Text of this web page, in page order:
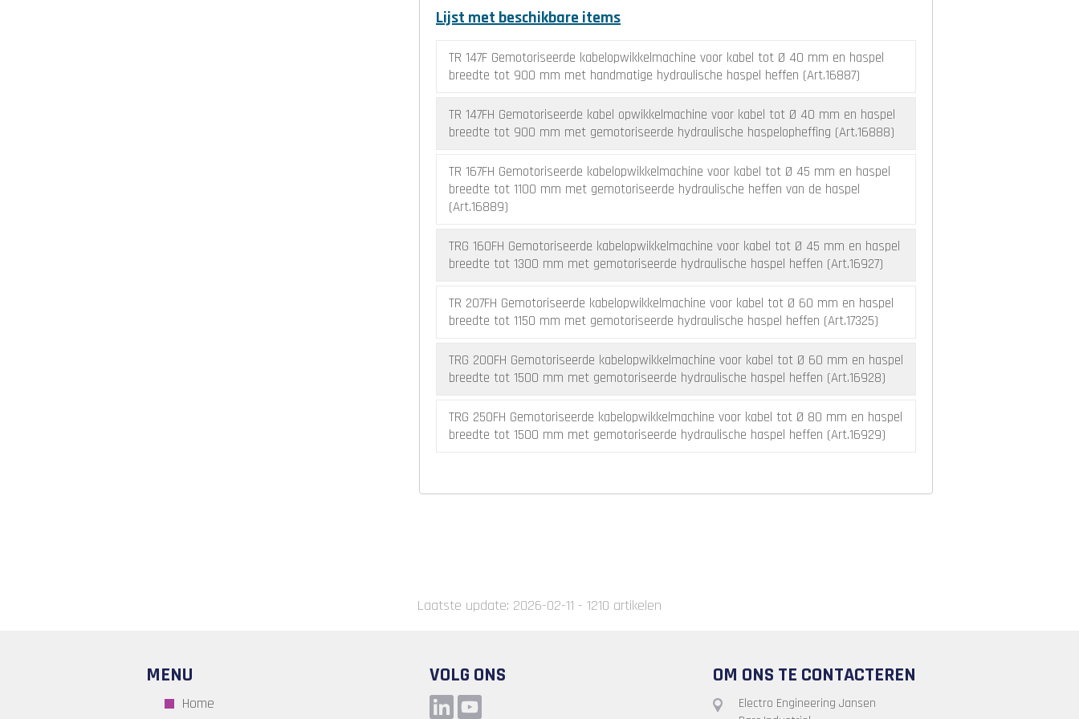
Lijst met beschikbare items
TR 147F Gemotoriseerde kabelopwikkelmachine voor kabel tot Ø 40 mm en haspel
breedte tot 900 mm met handmatige hydraulische haspel heffen (Art.16887)
TR 147FH Gemotoriseerde kabel opwikkelmachine voor kabel tot Ø 40 mm en haspel
breedte tot 900 mm met gemotoriseerde hydraulische haspelopheffing (Art.16888)
TR 167FH Gemotoriseerde kabelopwikkelmachine voor kabel tot Ø 45 mm en haspel
breedte tot 1100 mm met gemotoriseerde hydraulische heffen van de haspel
(Art.16889)
TRG 160FH Gemotoriseerde kabelopwikkelmachine voor kabel tot Ø 45 mm en haspel
breedte tot 1300 mm met gemotoriseerde hydraulische haspel heffen (Art.16927)
TR 207FH Gemotoriseerde kabelopwikkelmachine voor kabel tot Ø 60 mm en haspel
breedte tot 1150 mm met gemotoriseerde hydraulische haspel heffen (Art.17325)
TRG 200FH Gemotoriseerde kabelopwikkelmachine voor kabel tot Ø 60 mm en haspel
breedte tot 1500 mm met gemotoriseerde hydraulische haspel heffen (Art.16928)
TRG 250FH Gemotoriseerde kabelopwikkelmachine voor kabel tot Ø 80 mm en haspel
breedte tot 1500 mm met gemotoriseerde hydraulische haspel heffen (Art.16929)
Laatste update: 2026-02-11 - 1210 artikelen
MENU
Home
VOLG ONS OM ONS TE CONTACTEREN
Electro Engineering Jansen